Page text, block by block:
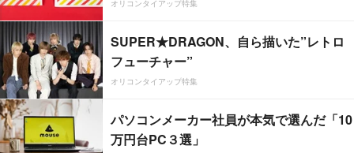
オリコンタイアップ特集
SUPER★DRAGON、自ら描いた”レトロ
フューチャー”
オリコンタイアップ特集
パソコンメーカー社員が本気で選んだ「10
万円台PC３選」